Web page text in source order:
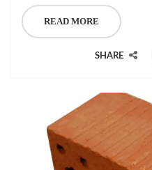
READ MORE
SHARE